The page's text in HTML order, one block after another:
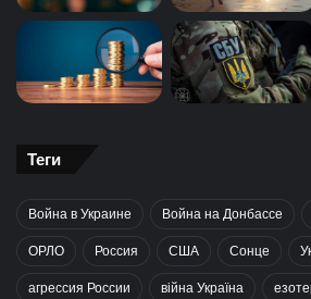
Теги
Война в Украине Война на Донбассе
ОРЛО Россия США Сонце
агрессия России війна Україна